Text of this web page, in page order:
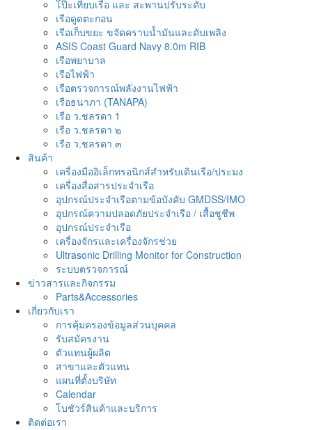
โป๊ะเทียบเรือ และ สะพานปรับระดับ
เรือดูดตะกอน
เรือเก็บขยะ ขจัดคราบน้ำมันและดับเพลิง
ASIS Coast Guard Navy 8.0m RIB
เรือพยาบาล
เรือไฟฟ้า
เรือตรวจการณ์พลังงานไฟฟ้า
เรือธนาภา (TANAPA)
เรือ ว.ชลรดา 1
เรือ ว.ชลรดา ๒
เรือ ว.ชลรดา ๓
สินค้า
เครื่องมืออิเล็กทรอนิกส์สำหรับเดินเรือ/ประมง
เครื่องสื่อสารประจำเรือ
อุปกรณ์ประจำเรือตามข้อบังคับ GMDSS/IMO
อุปกรณ์ความปลอดภัยประจำเรือ / เสื้อชูชีพ
อุปกรณ์ประจำเรือ
เครื่องจักรและเครื่องจักรช่วย
Ultrasonic Drilling Monitor for Construction
ระบบตรวจการณ์
ข่าวสารและกิจกรรม
Parts&Accessories
เกี่ยวกับเรา
การคุ้มครองข้อมูลส่วนบุคคล
รับสมัครงาน
ตัวแทนผู้ผลิต
สาขาและตัวแทน
แผนที่ตั้งบริษัท
Calendar
โบชัวร์สินค้าและบริการ
ติดต่อเรา